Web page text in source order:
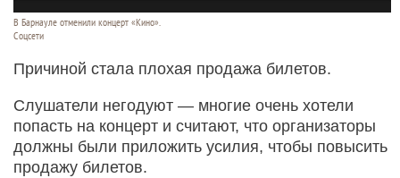
В Барнауле отменили концерт «Кино».
Соцсети
Причиной стала плохая продажа билетов.
Слушатели негодуют — многие очень хотели
попасть на концерт и считают, что организаторы
должны были приложить усилия, чтобы повысить
продажу билетов.